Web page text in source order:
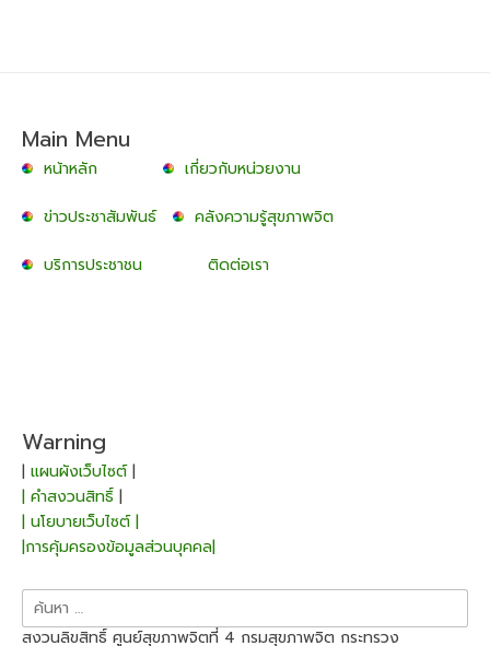
Main Menu
หน้าหลัก เกี่ยวกับหน่วยงาน
ข่าวประชาสัมพันธ์ คลังความรู้สุขภาพจิต
บริการประชาชน ติดต่อเรา
Warning
| แผนผังเว็บไซต์|
| คำสงวนสิทธิ์ |
| นโยบายเว็บไซต์ |
|การคุ้มครองข้อมูลส่วนบุคคล|
ค้นหา
สำหรับ:
สงวนลิขสิทธิ์ ศูนย์สุขภาพจิตที่ 4 กรมสุขภาพจิต กระทรวง